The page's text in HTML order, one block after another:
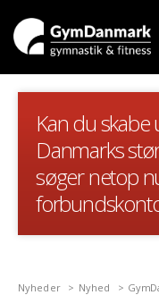
Kan du skabe
Danmarks
søger netop
Nyheder Nyhed